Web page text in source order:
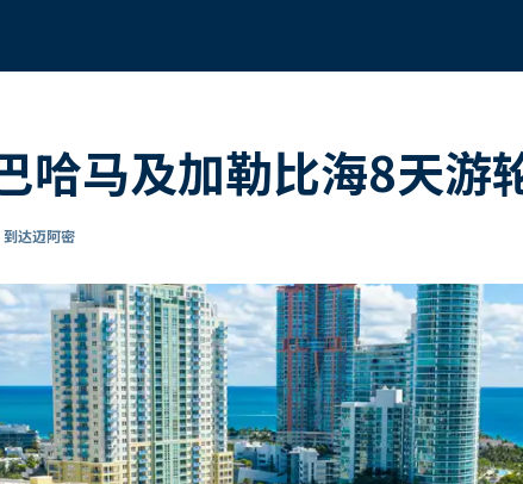
哈马及加勒比海8天游
达迈阿密